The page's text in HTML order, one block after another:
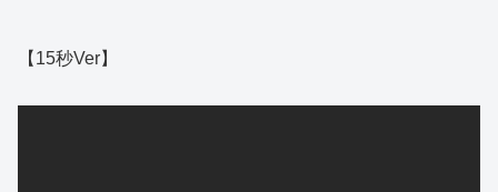
【15秒Ver】